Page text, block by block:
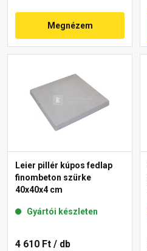
Megnézem
Leier pillér kúpos fedlap
finombeton szürke
40x40x4 cm
Gyártói készleten
4 610 Ft / db